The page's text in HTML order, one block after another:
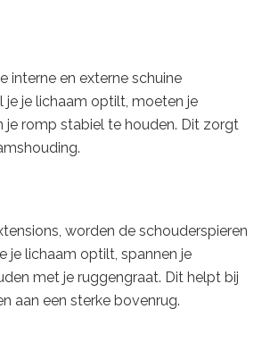
interne en externe schuine
je je lichaam optilt, moeten je
je romp stabiel te houden. Dit zorgt
worden de schouderspieren
je lichaam optilt, spannen je
met je ruggengraat. Dit helpt bij
aan een sterke bovenrug.